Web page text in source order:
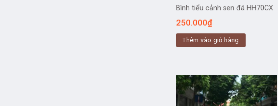
Bình tiểu cảnh sen đá HH70CX
250.000₫
Thêm vào giỏ hàng